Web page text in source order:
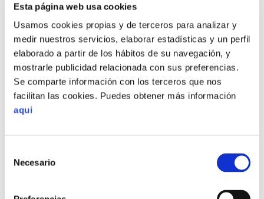
Esta página web usa cookies
Usamos cookies propias y de terceros para analizar y
medir nuestros servicios, elaborar estadísticas y un perfil
elaborado a partir de los hábitos de su navegación, y
mostrarle publicidad relacionada con sus preferencias.
Se comparte información con los terceros que nos
facilitan las cookies. Puedes obtener más información
aqui
Necesario
de forma objetiva y sobre el papel, la valoración
que cada uno hace de distintos aspectos de la
relación y del otro. También se utiliza para evaluar el
tratamiento.
En general, tanto con los cuestionarios como con la
observación,los aspectos en los que se hace mayor
hincapié en su análisis son
estados de ánimo puede ser motivo de conflicto o no
según se haga o no de forma adecuada.
Expresiones